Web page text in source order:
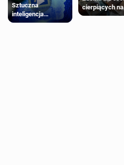
Sztuczna
inteligencja
próbowała oszukać
cierpiących na
schorzenia